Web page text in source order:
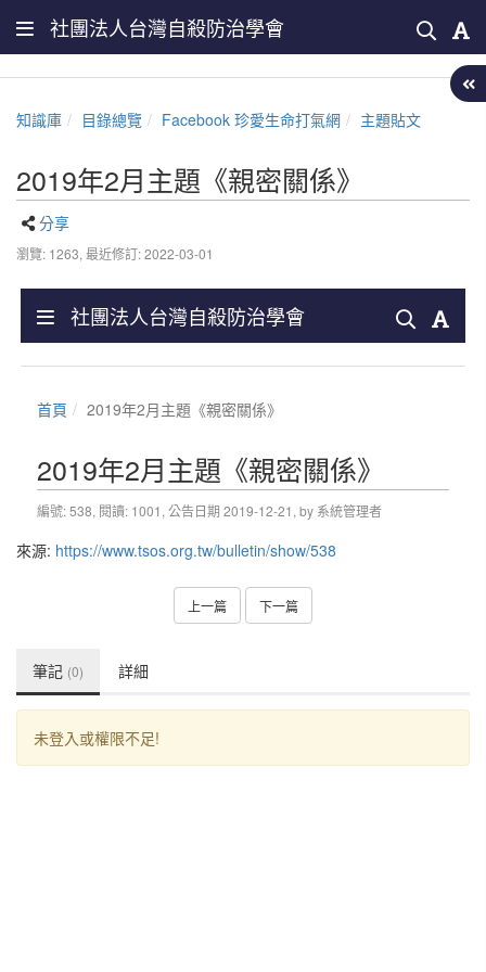
社團法人台灣自殺防治學會
知識庫 目錄總覽 Facebook 珍愛生命打氣網 主題貼文
2019年2月主題《親密關係》
分享
瀏覽: 1263, 最近修訂: 2022-03-01
來源: https://www.tsos.org.tw/bulletin/show/538
上一篇 下一篇
筆記 (0) 詳細
未登入或權限不足!